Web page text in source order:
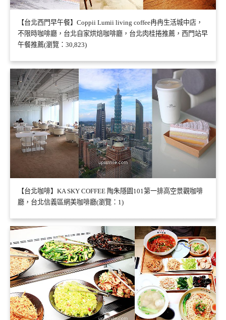
【台北西門早午餐】Coppii Lumii living coffee冉冉生活城中店，
不限時咖啡廳，台北自家烘焙咖啡廳，台北肉桂捲推薦，西門站早
午餐推薦(瀏覽：30,823)
【台北咖啡】KA SKY COFFEE 陶朱隱園101第一排高空景觀咖啡
廳，台北信義區網美咖啡廳(瀏覽：1)